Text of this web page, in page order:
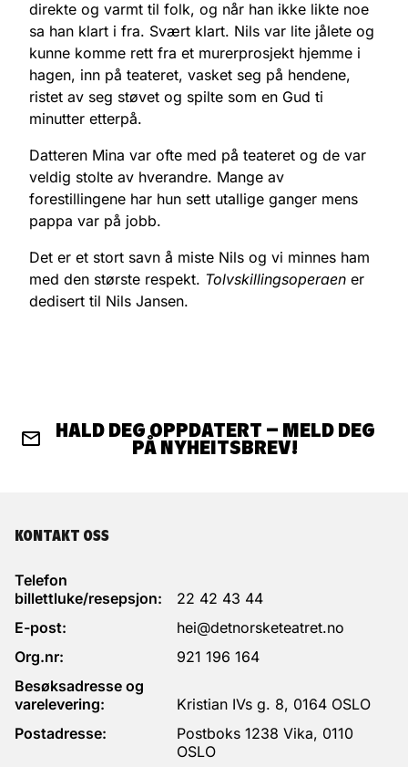
direkte og varmt til folk, og når han ikke likte noe
sa han klart i fra. Svært klart. Nils var lite jålete og
kunne komme rett fra et murerprosjekt hjemme i
hagen, inn på teateret, vasket seg på hendene,
ristet av seg støvet og spilte som en Gud ti
minutter etterpå.
Datteren Mina var ofte med på teateret og de var
veldig stolte av hverandre. Mange av
forestillingene har hun sett utallige ganger mens
pappa var på jobb.
Det er et stort savn å miste Nils og vi minnes ham
med den største respekt. Tolvskillingsoperaen er
dedisert til Nils Jansen.
HALD DEG OPPDATERT – MELD DEG
PÅ NYHEITSBREV!
KONTAKT OSS
Telefon
billettluke/resepsjon:
22 42 43 44
E-post:
hei@detnorsketeatret.no
Org.nr:
921 196 164
Besøksadresse og
varelevering:
Kristian IVs g. 8, 0164 OSLO
Postadresse:
Postboks 1238 Vika, 0110
OSLO